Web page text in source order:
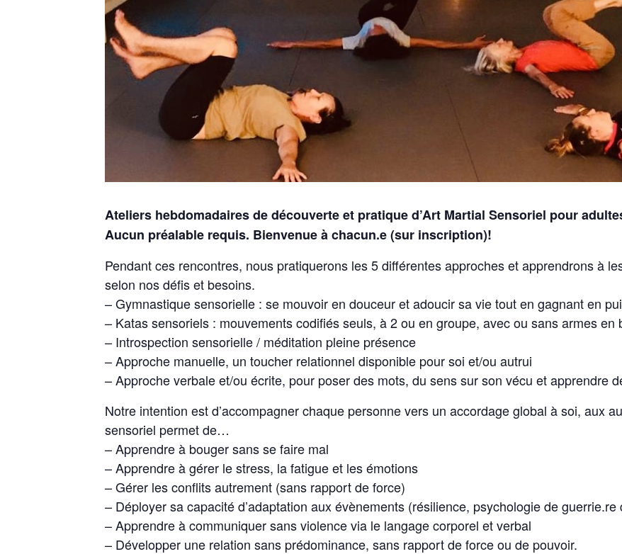
Ateliers hebdomadaires de découverte et pratique d’Art Martial Sensoriel pour
Aucun préalable requis. Bienvenue à chacun.e (sur inscription)!
Pendant ces rencontres, nous pratiquerons les 5 différentes approches et apprendrons à
selon nos défis et besoins.
– Gymnastique sensorielle : se mouvoir en douceur et adoucir sa vie tout en gagnant en
– Katas sensoriels : mouvements codifiés seuls, à 2 ou en groupe, avec ou sans armes en
– Introspection sensorielle / méditation pleine présence
– Approche manuelle, un toucher relationnel disponible pour soi et/ou autrui
– Approche verbale et/ou écrite, pour poser des mots, du sens sur son vécu et apprendre
Notre intention est d’accompagner chaque personne vers un accordage global à soi, aux
sensoriel permet de…
– Apprendre à bouger sans se faire mal
– Apprendre à gérer le stress, la fatigue et les émotions
– Gérer les conflits autrement (sans rapport de force)
– Déployer sa capacité d’adaptation aux évènements (résilience, psychologie de guerrie.re
– Apprendre à communiquer sans violence via le langage corporel et verbal
– Développer une relation sans prédominance, sans rapport de force ou de pouvoir.